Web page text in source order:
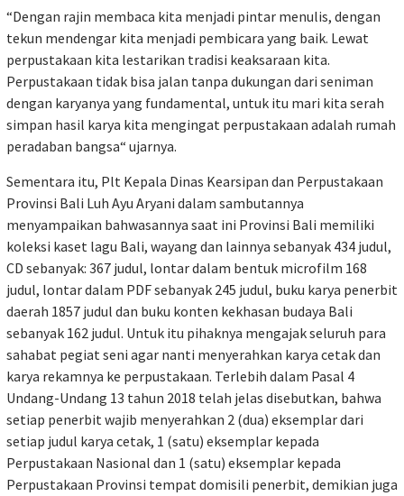
“Dengan rajin membaca kita menjadi pintar menulis, dengan
tekun mendengar kita menjadi pembicara yang baik. Lewat
perpustakaan kita lestarikan tradisi keaksaraan kita.
Perpustakaan tidak bisa jalan tanpa dukungan dari seniman
dengan karyanya yang fundamental, untuk itu mari kita serah
simpan hasil karya kita mengingat perpustakaan adalah rumah
peradaban bangsa“ ujarnya.
Sementara itu, Plt Kepala Dinas Kearsipan dan Perpustakaan
Provinsi Bali Luh Ayu Aryani dalam sambutannya
menyampaikan bahwasannya saat ini Provinsi Bali memiliki
koleksi kaset lagu Bali, wayang dan lainnya sebanyak 434 judul,
CD sebanyak: 367 judul, lontar dalam bentuk microfilm 168
judul, lontar dalam PDF sebanyak 245 judul, buku karya penerbit
daerah 1857 judul dan buku konten kekhasan budaya Bali
sebanyak 162 judul. Untuk itu pihaknya mengajak seluruh para
sahabat pegiat seni agar nanti menyerahkan karya cetak dan
karya rekamnya ke perpustakaan. Terlebih dalam Pasal 4
Undang-Undang 13 tahun 2018 telah jelas disebutkan, bahwa
setiap penerbit wajib menyerahkan 2 (dua) eksemplar dari
setiap judul karya cetak, 1 (satu) eksemplar kepada
Perpustakaan Nasional dan 1 (satu) eksemplar kepada
Perpustakaan Provinsi tempat domisili penerbit, demikian juga